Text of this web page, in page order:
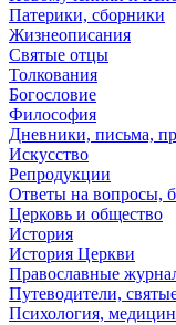
Патерики, сборники
Жизнеописания
Святые отцы
Толкования
Богословие
Философия
Дневники, письма,
Искусство
Репродукции
Ответы на вопросы,
Церковь и общество
История
История Церкви
Православные
Путеводители,
Психология,